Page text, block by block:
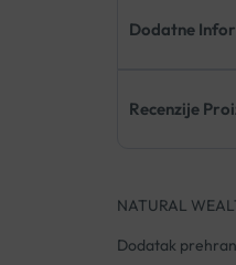
Dodatne
Recenzije
NATURAL
Dodatak